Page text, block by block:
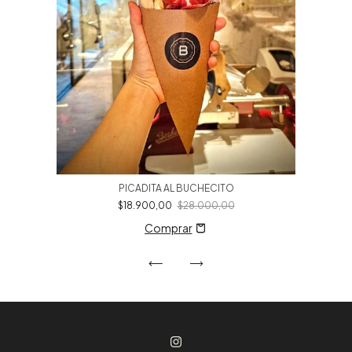
PICADITA AL BUCHECITO
$18.900,00 $28.000,00